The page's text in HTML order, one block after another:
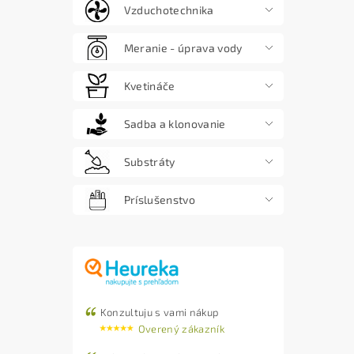
Vzduchotechnika
Meranie - úprava vody
Kvetináče
Sadba a klonovanie
Substráty
Príslušenstvo
Konzultuju s vami nákup
Overený zákazník